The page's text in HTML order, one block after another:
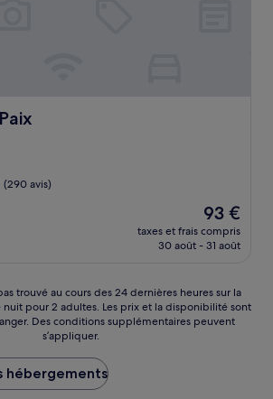
(290 avis)
Le
nouveau
prix
93 €
93 €
taxes et frais compris
30 août - 31 août
trouvé au cours des 24 dernières heures sur la
nuit pour 2 adultes. Les prix et la disponibilité sont
Des conditions supplémentaires peuvent
s’appliquer.
hébergements